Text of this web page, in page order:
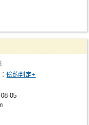
儉約判定+
05